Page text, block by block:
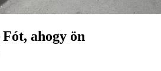
ahogy ön